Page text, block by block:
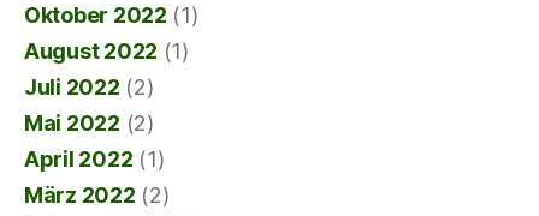
Oktober 2022 (1)
August 2022 (1)
Juli 2022 (2)
Mai 2022 (2)
April 2022 (1)
März 2022 (2)